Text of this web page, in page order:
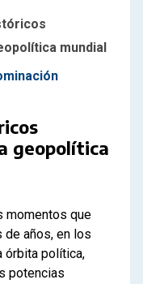
mundial
geopolítica
momentos que
de años, en los
órbita política,
potencias